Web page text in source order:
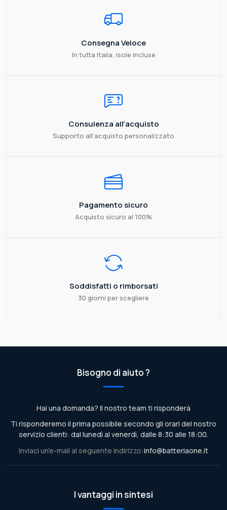
Consegna Veloce
In tutta Italia, isole incluse
Consulenza all'acquisto
Supporto all'acquisto personalizzato
Pagamento sicuro
Acquisto sicuro al 100%
Soddisfatti o rimborsati
30 giorni per scegliere
Bisogno di aiuto ?
Hai una domanda? Il nostro team ti risponderà
Ti risponderemo il prima possibile secondo gli orari del nostro
servizio clienti: dal lunedì al venerdì, dalle 8:30 alle 18:00.
Inviaci un'e-mail al seguente indirizzo:info@batteriaone.it
I vantaggi in sintesi